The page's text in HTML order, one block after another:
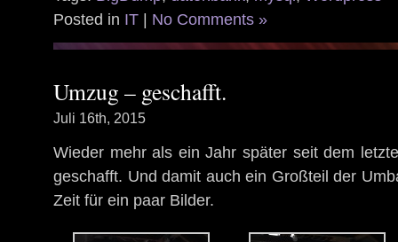
Posted in IT | No Comments »
Umzug – geschafft.
Juli 16th, 2015
Wieder mehr als ein Jahr später seit dem
geschafft. Und damit auch ein Großteil der
Zeit für ein paar Bilder.